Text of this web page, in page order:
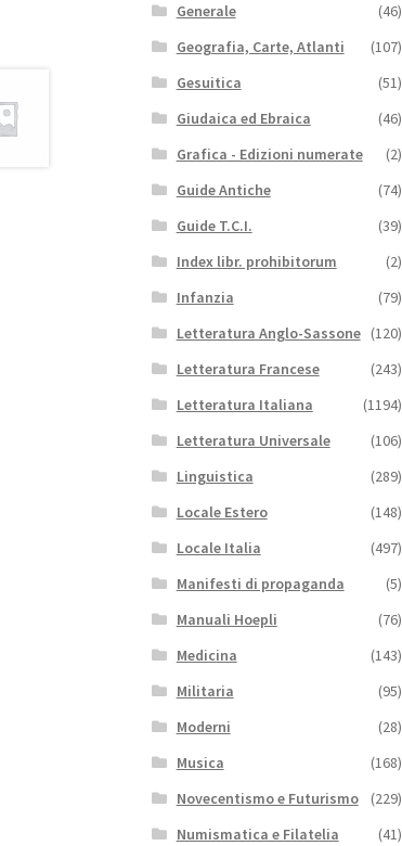
Generale
(46)
Geografia, Carte, Atlanti
(107)
Gesuitica
(51)
Giudaica ed Ebraica
(46)
Grafica - Edizioni numerate
(2)
Guide Antiche
(74)
Guide T.C.I.
(39)
Index libr. prohibitorum
(2)
Infanzia
(79)
Letteratura Anglo-Sassone (120)
Letteratura Francese
(243)
Letteratura Italiana
(1194)
Letteratura Universale
(106)
Linguistica
(289)
Locale Estero
(148)
Locale Italia
(497)
Manifesti di propaganda
(5)
Manuali Hoepli
(76)
Medicina
(143)
Militaria
(95)
Moderni
(28)
Musica
(168)
Novecentismo e Futurismo
(229)
Numismatica e Filatelia
(41)